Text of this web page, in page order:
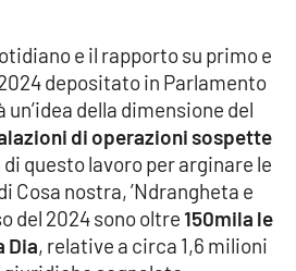
Grippo
e il rapporto su primo e
depositato in Parlamento
della dimensione del
di operazioni sospette
questo lavoro per arginare le
nostra, ’Ndrangheta e
del 2024 sono oltre150mila le
Dia, relative a circa 1,6 milioni